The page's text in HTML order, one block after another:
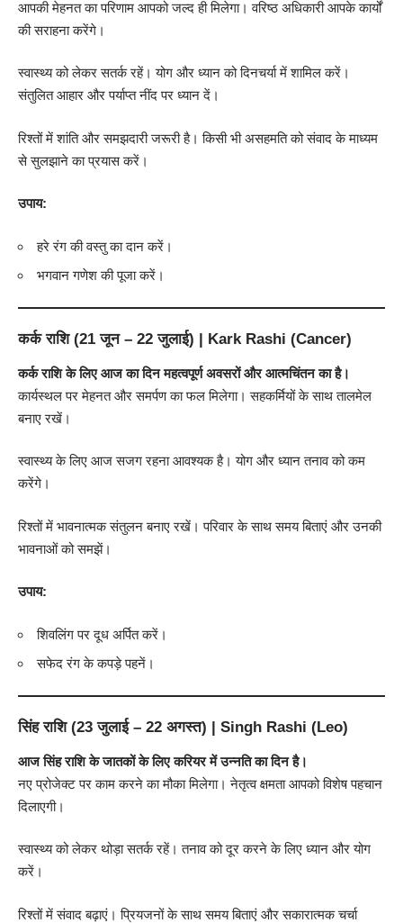
आपकी मेहनत का परिणाम आपको जल्द ही मिलेगा। वरिष्ठ अधिकारी आपके कार्यों
की सराहना करेंगे।
स्वास्थ्य को लेकर सतर्क रहें। योग और ध्यान को दिनचर्या में शामिल करें।
संतुलित आहार और पर्याप्त नींद पर ध्यान दें।
रिश्तों में शांति और समझदारी जरूरी है। किसी भी असहमति को संवाद के माध्यम
से सुलझाने का प्रयास करें।
उपाय:
हरे रंग की वस्तु का दान करें।
भगवान गणेश की पूजा करें।
कर्क राशि (21 जून – 22 जुलाई) | Kark Rashi (Cancer)
कर्क राशि के लिए आज का दिन महत्वपूर्ण अवसरों और आत्मचिंतन का है।
कार्यस्थल पर मेहनत और समर्पण का फल मिलेगा। सहकर्मियों के साथ तालमेल
बनाए रखें।
स्वास्थ्य के लिए आज सजग रहना आवश्यक है। योग और ध्यान तनाव को कम
करेंगे।
रिश्तों में भावनात्मक संतुलन बनाए रखें। परिवार के साथ समय बिताएं और उनकी
भावनाओं को समझें।
उपाय:
शिवलिंग पर दूध अर्पित करें।
सफेद रंग के कपड़े पहनें।
सिंह राशि (23 जुलाई – 22 अगस्त) | Singh Rashi (Leo)
आज सिंह राशि के जातकों के लिए करियर में उन्नति का दिन है।
नए प्रोजेक्ट पर काम करने का मौका मिलेगा। नेतृत्व क्षमता आपको विशेष पहचान
दिलाएगी।
स्वास्थ्य को लेकर थोड़ा सतर्क रहें। तनाव को दूर करने के लिए ध्यान और योग
करें।
रिश्तों में संवाद बढ़ाएं। प्रियजनों के साथ समय बिताएं और सकारात्मक चर्चा